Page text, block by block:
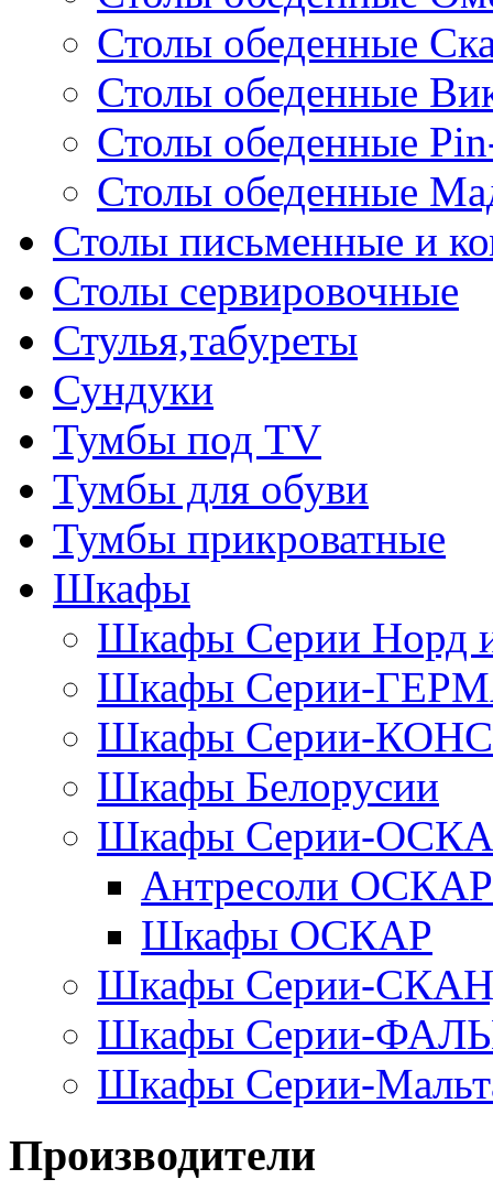
Столы обеденные
Столы обеденные
Столы обеденные
Столы обеденные
Столы письменные и
Столы сервировочные
Стулья,табуреты
Сундуки
Тумбы под TV
Тумбы для обуви
Тумбы прикроватные
Шкафы
Шкафы Серии
Шкафы Серии-
Шкафы Серии-
Шкафы Белорусии
Шкафы Серии-
Антресоли ОСКАР
Шкафы ОСКАР
Шкафы Серии-
Шкафы Серии-
Шкафы Серии-
Производители